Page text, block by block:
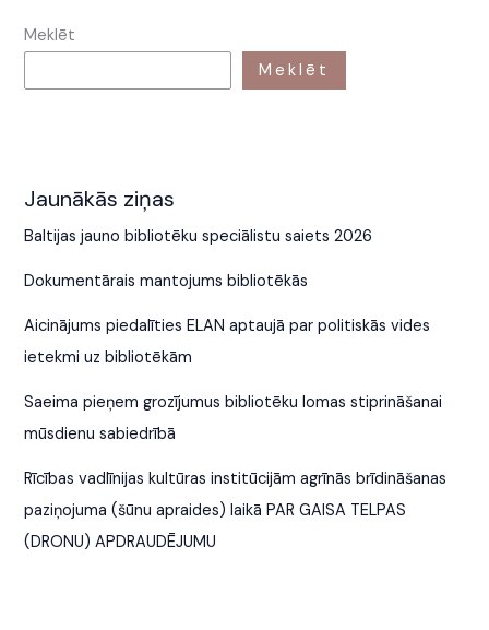
Meklēt
Meklēt
Jaunākās ziņas
Baltijas jauno bibliotēku speciālistu saiets 2026
Dokumentārais mantojums bibliotēkās
Aicinājums piedalīties ELAN aptaujā par politiskās vides
ietekmi uz bibliotēkām
Saeima pieņem grozījumus bibliotēku lomas stiprināšanai
mūsdienu sabiedrībā
Rīcības vadlīnijas kultūras institūcijām agrīnās brīdināšanas
paziņojuma (šūnu apraides) laikā PAR GAISA TELPAS
(DRONU) APDRAUDĒJUMU